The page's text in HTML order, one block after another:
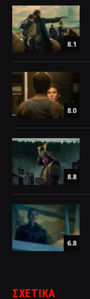
8.1
8.0
8.8
6.8
ΣΧΕΤΙΚΑ